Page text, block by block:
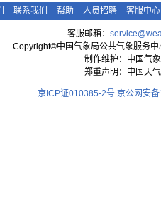
- 联系我们 - 帮助 - 人员招聘 - 客服中心
客服邮箱：
Copyright©中国气象局公共气象服务
制作维护：中国气
郑重声明：中国天
京ICP证010385-2号 京公网安